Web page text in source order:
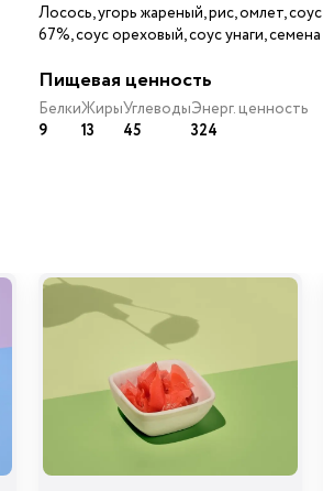
Лосось, угорь жареный, рис, омлет,
67%, соус ореховый, соус унаги,
Пищевая ценность
Белки
9
Жиры
13
Углеводы
45
Энерг. ценность
324